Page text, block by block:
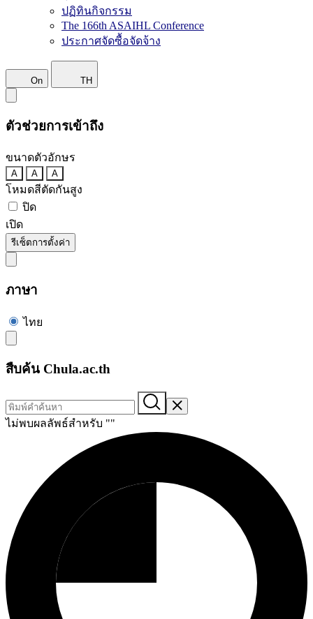
ปฏิทินกิจกรรม
The 166th ASAIHL Conference
ประกาศจัดซื้อจัดจ้าง
On TH
ตัวช่วยการเข้าถึง
ขนาดตัวอักษร
A A A
โหมดสีตัดกันสูง
ปิด
เปิด
รีเซ็ตการตั้งค่า
ภาษา
ไทย
สืบค้น Chula.ac.th
ไม่พบผลลัพธ์สำหรับ ""